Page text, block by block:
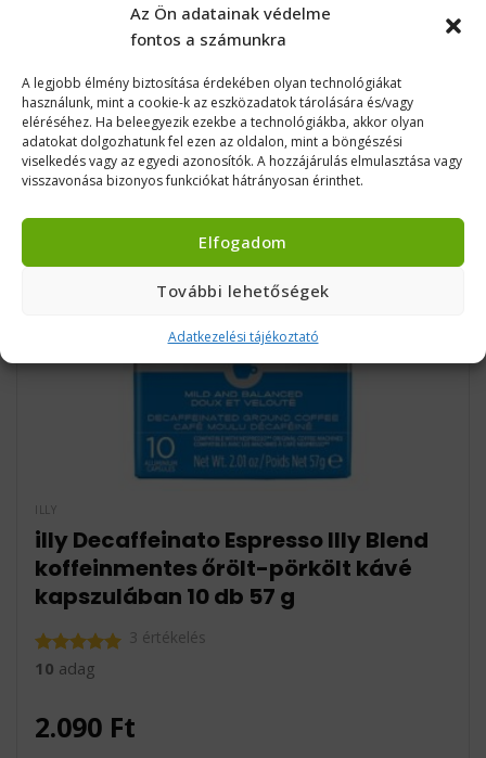
Az Ön adatainak védelme
fontos a számunkra
A legjobb élmény biztosítása érdekében olyan technológiákat
használunk, mint a cookie-k az eszközadatok tárolására és/vagy
eléréséhez. Ha beleegyezik ezekbe a technológiákba, akkor olyan
adatokat dolgozhatunk fel ezen az oldalon, mint a böngészési
viselkedés vagy az egyedi azonosítók. A hozzájárulás elmulasztása vagy
visszavonása bizonyos funkciókat hátrányosan érinthet.
Elfogadom
További lehetőségek
Adatkezelési tájékoztató
BESZERZÉS ALATT
ILLY
illy Decaffeinato Espresso Illy Blend
koffeinmentes őrölt-pörkölt kávé
kapszulában 10 db 57 g
Értékelés:
/ 5
3 értékelés
10 adag
2.090 Ft